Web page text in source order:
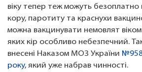
віку тепер теж можуть безоплатно
кору, паротиту та краснухи
можна вакцинувати немовлят віком
яких кір особливо небезпечний.
внесені Наказом МОЗ України №958
року, який уже набрав чинності.